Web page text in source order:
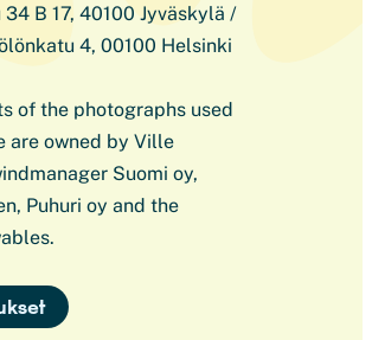
B 17, 40100 Jyväskylä /
4, 00100 Helsinki
of the photographs used
are owned by Ville
Suomi oy,
Puhuri oy and the